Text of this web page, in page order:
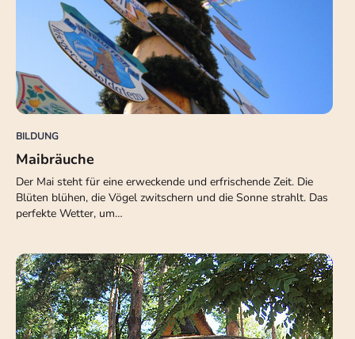
BILDUNG
Maibräuche
Der Mai steht für eine erweckende und erfrischende Zeit. Die
Blüten blühen, die Vögel zwitschern und die Sonne strahlt. Das
perfekte Wetter, um…